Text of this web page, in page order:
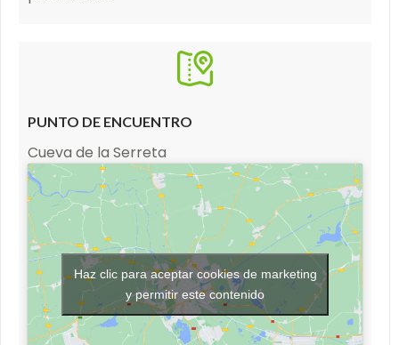
PUNTO DE ENCUENTRO
Cueva de la Serreta
Haz clic para aceptar cookies de marketing
y permitir este contenido